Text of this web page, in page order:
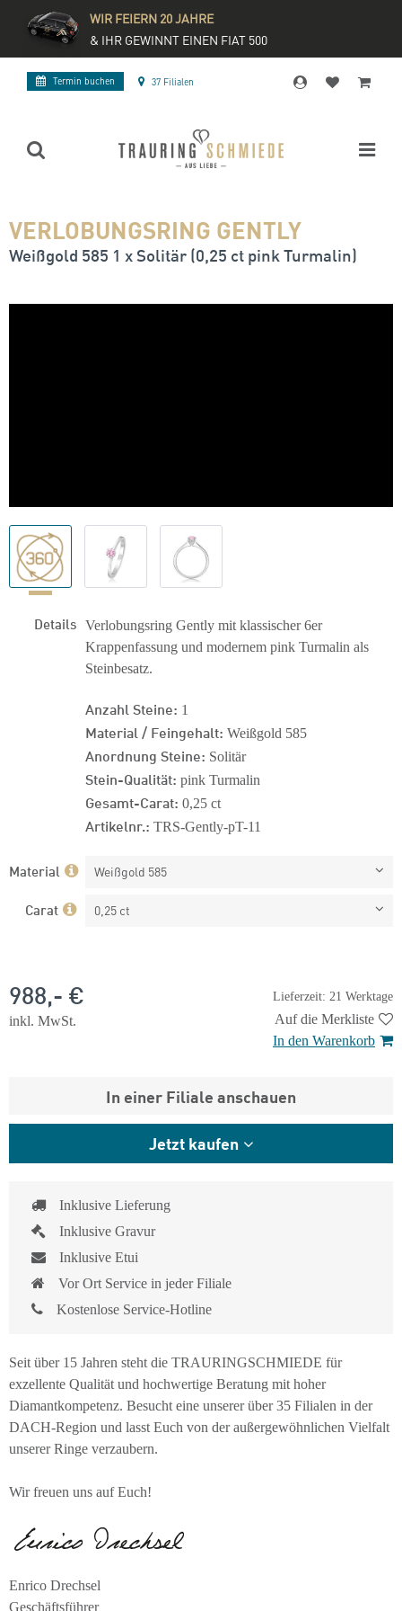
WIR FEIERN 20 JAHRE
& IHR GEWINNT EINEN FIAT 500
Termin buchen 37 Filialen
VERLOBUNGSRING GENTLY
Weißgold 585 1 x Solitär (0,25 ct pink Turmalin)
Details Verlobungsring Gently mit klassischer 6er
Krappenfassung und modernem pink Turmalin als
Steinbesatz.
Anzahl Steine: 1
Material / Feingehalt: Weißgold 585
Anordnung Steine: Solitär
Stein-Qualität: pink Turmalin
Gesamt-Carat: 0,25 ct
Artikelnr.: TRS-Gently-pT-11
Material Weißgold 585
Carat 0,25 ct
Lieferzeit: 21 Werktage
988,- €
inkl. MwSt.
Auf die Merkliste
In den Warenkorb
In einer Filiale anschauen
Jetzt kaufen
Inklusive Lieferung
Inklusive Gravur
Inklusive Etui
Vor Ort Service in jeder Filiale
Kostenlose Service-Hotline
Seit über 15 Jahren steht die TRAURINGSCHMIEDE für
exzellente Qualität und hochwertige Beratung mit hoher
Diamantkompetenz. Besucht eine unserer über 35 Filialen in der
DACH-Region und lasst Euch von der außergewöhnlichen Vielfalt
unserer Ringe verzaubern.
Wir freuen uns auf Euch!
Enrico Drechsel
Geschäftsführer